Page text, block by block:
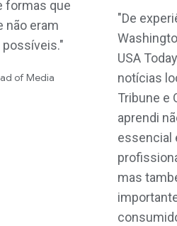
formas que
não eram
of Media
"De
USA
notícias
Tribune e
aprendi
essencial
mas